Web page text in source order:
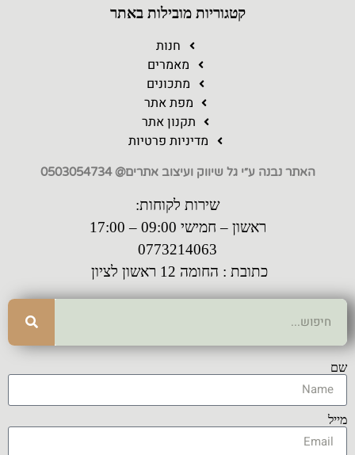
קטגוריות מובילות באתר
חנות
מאמרים
מתכונים
מפת אתר
תקנון אתר
מדיניות פרטיות
האתר נבנה ע״י גל שיווק ועיצוב אתרים@ 0503054734
שירות לקוחות:
ראשון – חמישי 09:00 – 17:00
0773214063
כתובת : החומה 12 ראשון לציון
שם
מייל